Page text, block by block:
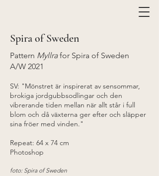
Spira of Sweden
Pattern Myllrafor Spira of Sweden
A/W 2021
SV: "Mönstret är inspirerat av sensommar,
brokiga jordgubbsodlingar och den
vibrerande tiden mellan när allt står i full
blom och då växterna ger efter och släpper
sina fröer med vinden."
Repeat: 64 x 74 cm
Photoshop
foto: Spira of Sweden